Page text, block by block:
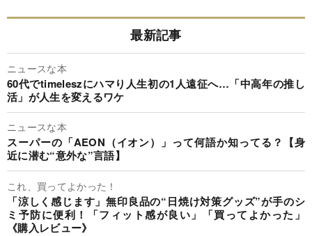
最新記事
ニュースな本
60代でtimeleszにハマり人生初の1人遠征へ…「中高年の推し
活」が人生を変えるワケ
ニュースな本
スーパーの「AEON（イオン）」って何語か知ってる？【身
近に潜む“意外な”言語】
これ、買ってよかった！
「涼しく感じます」無印良品の“日焼け対策グッズ”が手のシ
ミ予防に便利！「フィット感が良い」「買ってよかった」
《購入レビュー》